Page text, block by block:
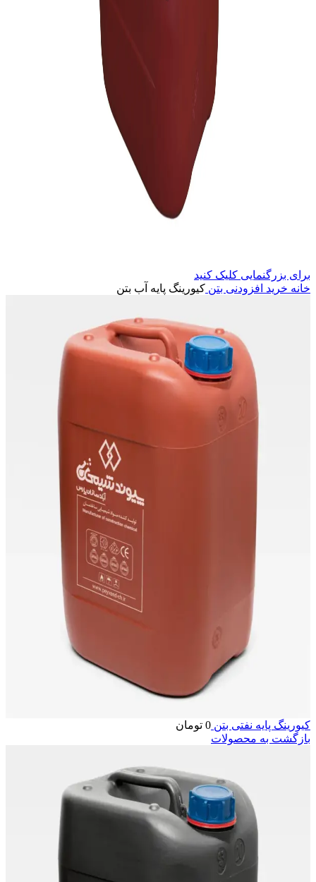
برای بزرگنمایی کلیک کنید
خانه خرید افزودنی بتن کیورینگ پایه آب بتن
کیورینگ پایه نفتی بتن 0 تومان
بازگشت به محصولات